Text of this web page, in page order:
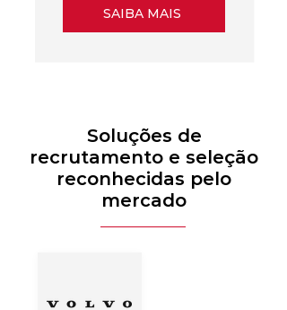
SAIBA MAIS
Soluções de
recrutamento e seleção
reconhecidas pelo
mercado